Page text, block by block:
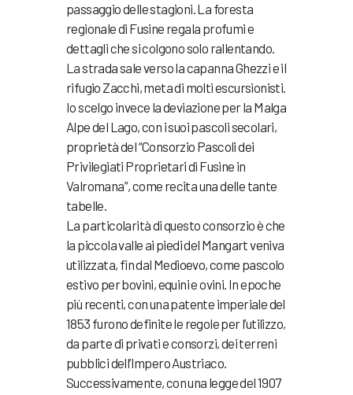
passaggio delle stagioni. La foresta
regionale di Fusine regala profumi e
dettagli che si colgono solo rallentando.
La strada sale verso la capanna Ghezzi e il
rifugio Zacchi, meta di molti escursionisti.
Io scelgo invece la deviazione per la Malga
Alpe del Lago, con i suoi pascoli secolari,
proprietà del “Consorzio Pascoli dei
Privilegiati Proprietari di Fusine in
Valromana”, come recita una delle tante
tabelle.
La particolarità di questo consorzio è che
la piccola valle ai piedi del Mangart veniva
utilizzata, fin dal Medioevo, come pascolo
estivo per bovini, equini e ovini. In epoche
più recenti, con una patente imperiale del
1853 furono definite le regole per l’utilizzo,
da parte di privati e consorzi, dei terreni
pubblici dell’Impero Austriaco.
Successivamente, con una legge del 1907